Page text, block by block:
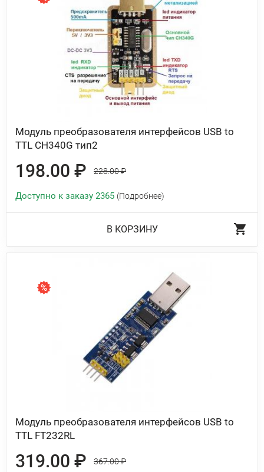
Модуль преобразователя интерфейсов USB to
TTL CH340G тип2
198.00 ₽ 228.00 ₽
Доступно к заказу 2365 (Подробнее)
В КОРЗИНУ
Модуль преобразователя интерфейсов USB to
TTL FT232RL
319.00 ₽ 367.00 ₽